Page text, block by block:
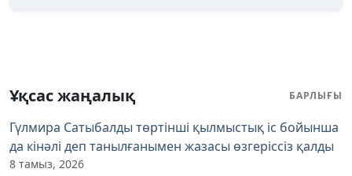
Ұқсас жаңалық БАРЛЫҒЫ
Гүлмира Сатыбалды төртінші қылмыстық іс бойынша
да кінәлі деп танылғанымен жазасы өзгеріссіз қалды
8 тамыз, 2026